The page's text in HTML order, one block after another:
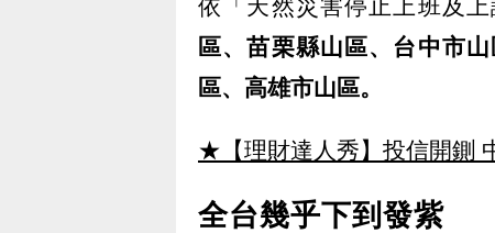
依「天然災害停止上班及
區、苗栗縣山區、台中市
區、高雄市山區。
★【理財達人秀】投信開鍘
全台幾乎下到發紫